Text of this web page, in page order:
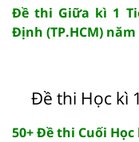
Đề thi Giữa kì 1
Định (TP.HCM) năm
Đề thi Học kì
50+ Đề thi Cuối Học